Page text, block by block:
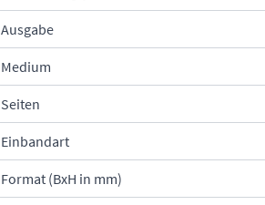
Ausgabe
Medium
Seiten
Einbandart
Format (BxH in mm)